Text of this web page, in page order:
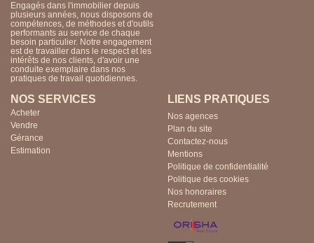
Engagés dans l'immobilier depuis
plusieurs années, nous disposons de
compétences, de méthodes et d'outils
performants au service de chaque
besoin particulier. Notre engagement
est de travailler dans le respect et les
intérêts de nos clients, d'avoir une
conduite exemplaire dans nos
pratiques de travail quotidiennes.
NOS SERVICES
Acheter
Vendre
Gérance
Estimation
LIENS PRATIQUES
Nos agences
Plan du site
Contactez-nous
Mentions
Politique de confidentialité
Politique des cookies
Nos honoraires
Recrutement